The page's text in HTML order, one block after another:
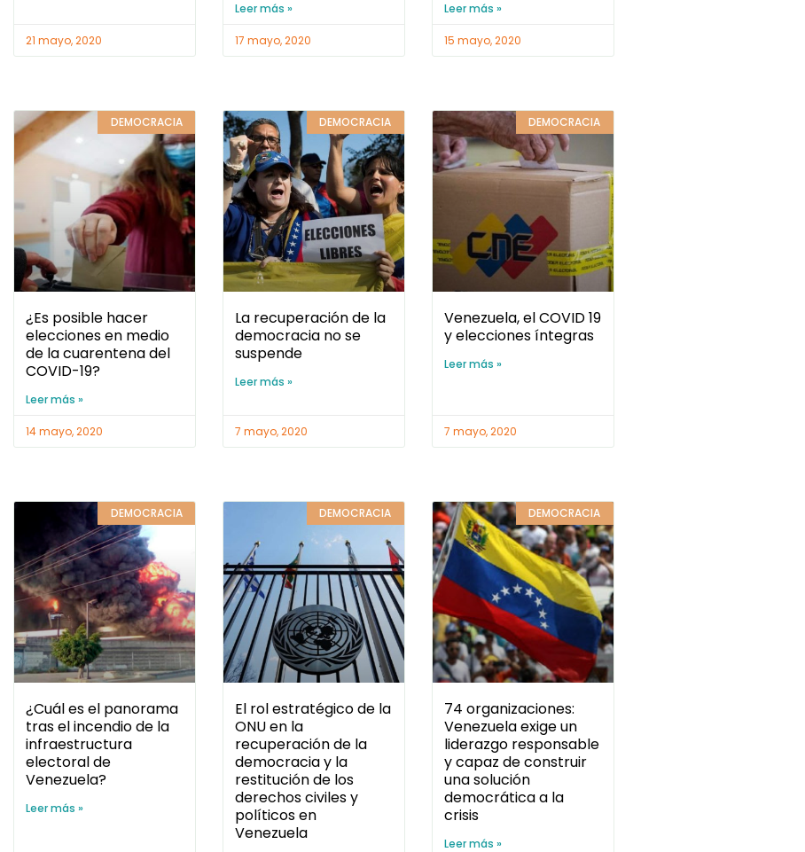
21 mayo, 2020
Leer más »
17 mayo, 2020
Leer más »
15 mayo, 2020
DEMOCRACIA
¿Es posible hacer
elecciones en medio
de la cuarentena del
COVID-19?
Leer más »
14 mayo, 2020
DEMOCRACIA
La recuperación de la
democracia no se
suspende
Leer más »
7 mayo, 2020
DEMOCRACIA
Venezuela, el COVID 19
y elecciones íntegras
Leer más »
7 mayo, 2020
DEMOCRACIA
¿Cuál es el panorama
tras el incendio de la
infraestructura
electoral de
Venezuela?
Leer más »
DEMOCRACIA
El rol estratégico de la
ONU en la
recuperación de la
democracia y la
restitución de los
derechos civiles y
políticos en
Venezuela
DEMOCRACIA
74 organizaciones:
Venezuela exige un
liderazgo responsable
y capaz de construir
una solución
democrática a la
crisis
Leer más »